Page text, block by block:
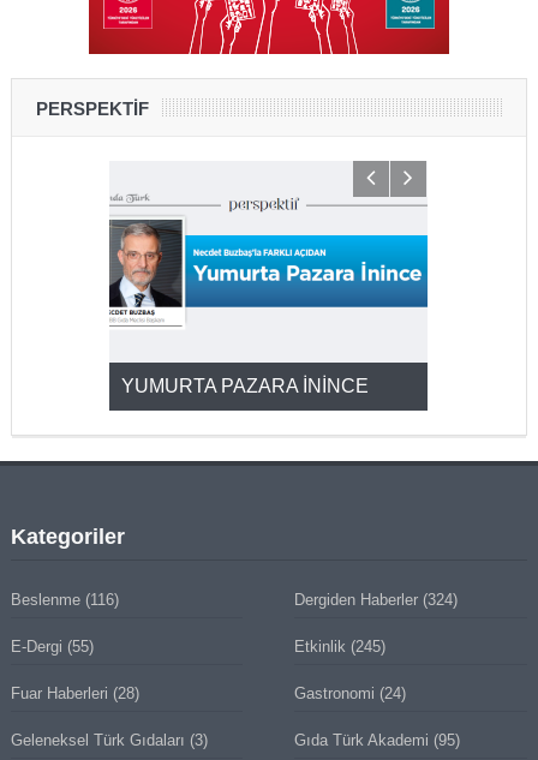
PERSPEKTİF
YUMURTA PAZARA İNİNCE
Kategoriler
Beslenme(116) Dergiden Haberler (324)
E-Dergi (55) Etkinlik (245)
Fuar Haberleri (28) Gastronomi (24)
Geleneksel Türk Gıdaları (3) Gıda Türk Akademi (95)